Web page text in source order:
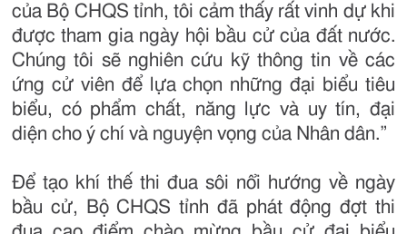
của Bộ CHQS tỉnh, tôi cảm thấy rất vinh dự khi
được tham gia ngày hội bầu cử của đất nước.
Chúng tôi sẽ nghiên cứu kỹ thông tin về các
ứng cử viên để lựa chọn những đại biểu tiêu
biểu, có phẩm chất, năng lực và uy tín, đại
diện cho ý chí và nguyện vọng của Nhân dân.”
Để tạo khí thế thi đua sôi nổi hướng về ngày
bầu cử, Bộ CHQS tỉnh đã phát động đợt thi